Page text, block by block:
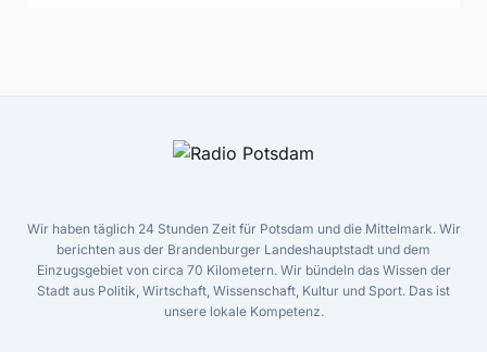
Wir haben täglich 24 Stunden Zeit für Potsdam und die Mittelmark. Wir
berichten aus der Brandenburger Landeshauptstadt und dem
Einzugsgebiet von circa 70 Kilometern. Wir bündeln das Wissen der
Stadt aus Politik, Wirtschaft, Wissenschaft, Kultur und Sport. Das ist
unsere lokale Kompetenz.